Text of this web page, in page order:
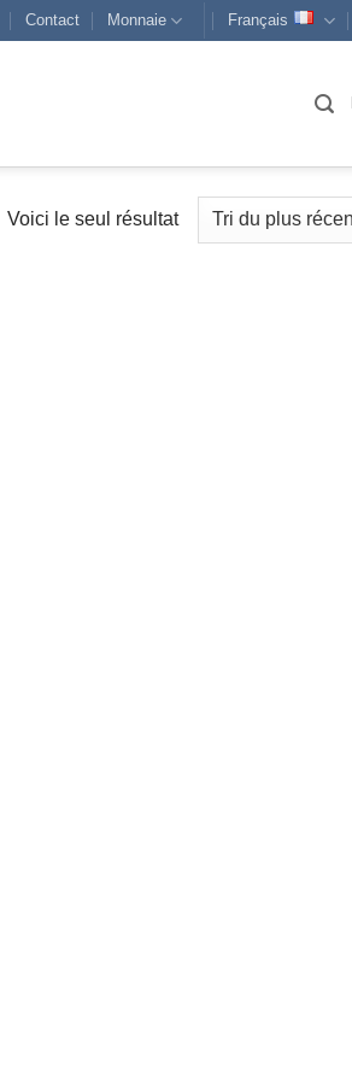
Contact Monnaie Français
Voici le seul résultat